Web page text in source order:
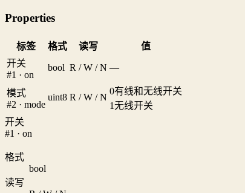
Properties
标签 格式 读写
值
开关
#1 · on
bool R / W / N —
模式
#2 · mode
uint8 R / W / N
0有线和无线开关
1无线开关
开关
#1 · on
格式
bool
读写